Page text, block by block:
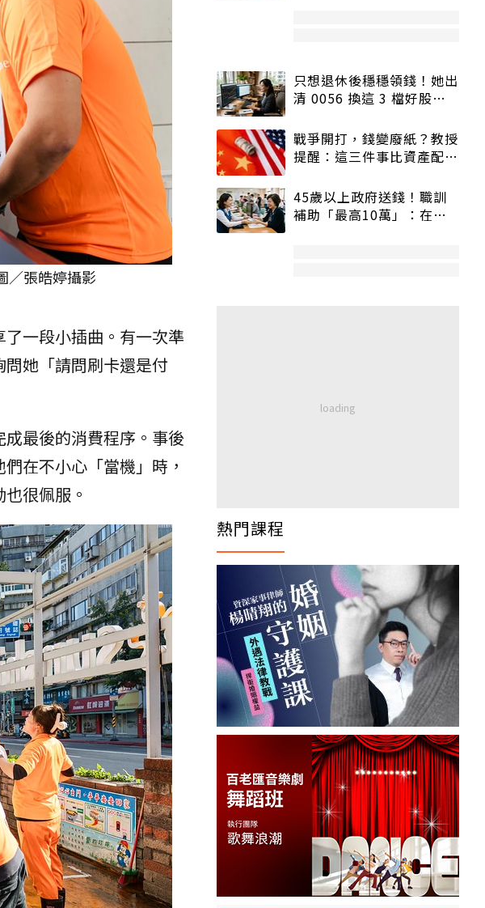
／張皓婷攝影
一段小插曲。有一次準
她「請問刷卡還是付
最後的消費程序。事後
在不小心「當機」時，
很佩服。
只想退休後穩穩領錢！她出
清 0056 換這 3 檔好股：
戰爭開打，錢變廢紙？教授
提醒：這三件事比資產配置
45歲以上政府送錢！職訓
補助「最高10萬」：在
熱門課程